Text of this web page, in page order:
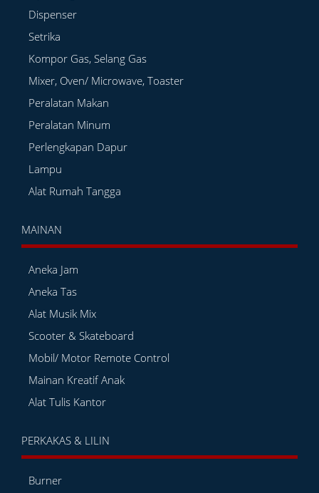
Dispenser
Setrika
Kompor Gas, Selang Gas
Mixer, Oven/ Microwave, Toaster
Peralatan Makan
Peralatan Minum
Perlengkapan Dapur
Lampu
Alat Rumah Tangga
MAINAN
Aneka Jam
Aneka Tas
Alat Musik Mix
Scooter & Skateboard
Mobil/ Motor Remote Control
Mainan Kreatif Anak
Alat Tulis Kantor
PERKAKAS & LILIN
Burner